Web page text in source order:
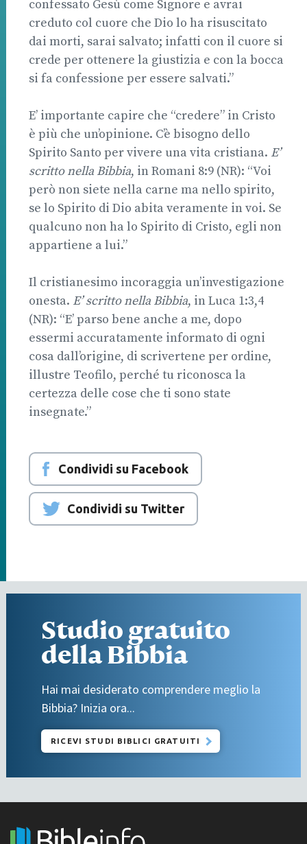
confessato Gesù come Signore e avrai
creduto col cuore che Dio lo ha risuscitato
dai morti, sarai salvato; infatti con il cuore si
crede per ottenere la giustizia e con la bocca
si fa confessione per essere salvati.”
E’ importante capire che “credere” in Cristo
è più che un’opinione. C’è bisogno dello
Spirito Santo per vivere una vita cristiana. E’
scritto nella Bibbia, in Romani 8:9 (NR): “Voi
però non siete nella carne ma nello spirito,
se lo Spirito di Dio abita veramente in voi. Se
qualcuno non ha lo Spirito di Cristo, egli non
appartiene a lui.”
Il cristianesimo incoraggia un’investigazione
onesta. E’ scritto nella Bibbia, in Luca 1:3,4
(NR): “E’ parso bene anche a me, dopo
essermi accuratamente informato di ogni
cosa dall’origine, di scrivertene per ordine,
illustre Teofilo, perché tu riconosca la
certezza delle cose che ti sono state
insegnate.”
Condividi su Facebook
Condividi su Twitter
Studio gratuito
della Bibbia
Hai mai desiderato comprendere meglio la
Bibbia? Inizia ora...
RICEVI STUDI BIBLICI GRATUITI